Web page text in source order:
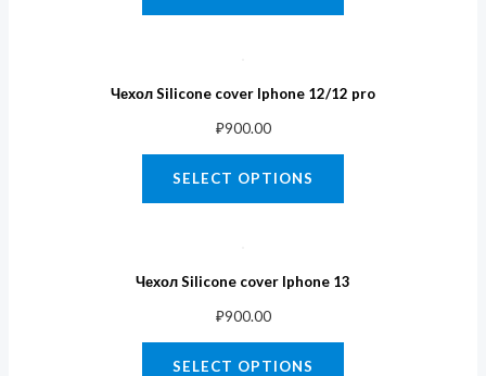
Чехол Silicone cover Iphone 12/12 pro
₽900.00
SELECT OPTIONS
Чехол Silicone cover Iphone 13
₽900.00
SELECT OPTIONS